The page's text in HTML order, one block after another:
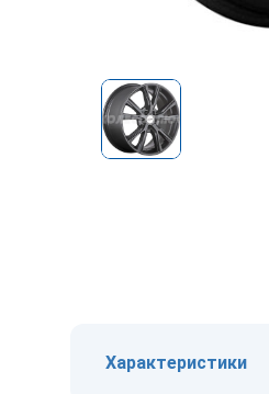
Характеристики